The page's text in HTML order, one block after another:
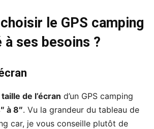
le GPS camping
à ses besoins ?
taille de l’écran d’un GPS camping
à 8″. Vu la grandeur du tableau de
car, je vous conseille plutôt de